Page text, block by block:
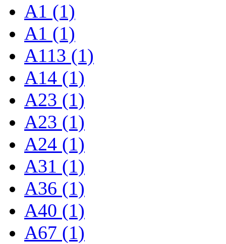
A1 (1)
A1 (1)
A113 (1)
A14 (1)
A23 (1)
A23 (1)
A24 (1)
A31 (1)
A36 (1)
A40 (1)
A67 (1)